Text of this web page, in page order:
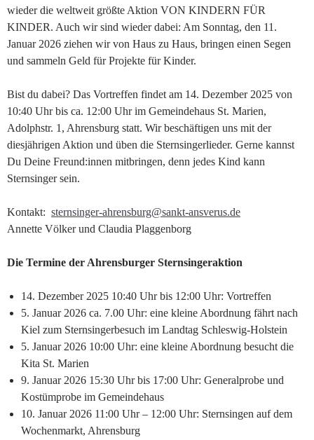
wieder die weltweit größte Aktion VON KINDERN FÜR
KINDER. Auch wir sind wieder dabei: Am Sonntag, den 11.
Januar 2026 ziehen wir von Haus zu Haus, bringen einen Segen
und sammeln Geld für Projekte für Kinder.
Bist du dabei? Das Vortreffen findet am 14. Dezember 2025 von
10:40 Uhr bis ca. 12:00 Uhr im Gemeindehaus St. Marien,
Adolphstr. 1, Ahrensburg statt. Wir beschäftigen uns mit der
diesjährigen Aktion und üben die Sternsingerlieder. Gerne kannst
Du Deine Freund:innen mitbringen, denn jedes Kind kann
Sternsinger sein.
Kontakt: sternsinger-ahrensburg@sankt-ansverus.de
Annette Völker und Claudia Plaggenborg
Die Termine der Ahrensburger Sternsingeraktion
14. Dezember 2025 10:40 Uhr bis 12:00 Uhr: Vortreffen
5. Januar 2026 ca. 7.00 Uhr: eine kleine Abordnung fährt nach
Kiel zum Sternsingerbesuch im Landtag Schleswig-Holstein
5. Januar 2026 10:00 Uhr: eine kleine Abordnung besucht die
Kita St. Marien
9. Januar 2026 15:30 Uhr bis 17:00 Uhr: Generalprobe und
Kostümprobe im Gemeindehaus
10. Januar 2026 11:00 Uhr – 12:00 Uhr: Sternsingen auf dem
Wochenmarkt, Ahrensburg